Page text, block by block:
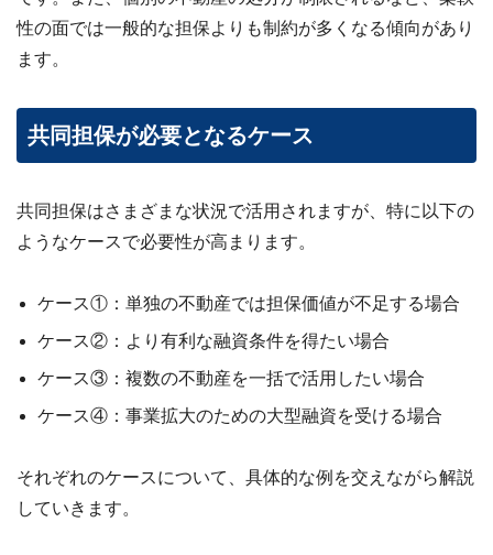
案
性の面では一般的な担保よりも制約が多くなる傾向があり
ます。
共同担保が必要となるケース
共同担保はさまざまな状況で活用されますが、特に以下の
ようなケースで必要性が高まります。
ケース①：単独の不動産では担保価値が不足する場合
ケース②：より有利な融資条件を得たい場合
ケース③：複数の不動産を一括で活用したい場合
ケース④：事業拡大のための大型融資を受ける場合
それぞれのケースについて、具体的な例を交えながら解説
していきます。